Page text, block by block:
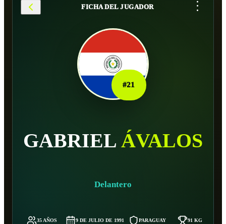
FICHA DEL JUGADOR ...
#21
GABRIEL ÁVALOS
Delantero
35 AÑOS 9 DE JULIO DE 1991 PARAGUAY 91 KG